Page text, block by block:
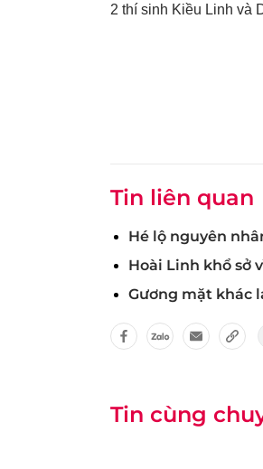
2 thí sinh Kiều Linh và
Tin liên quan
Hé lộ nguyên
Hoài Linh khổ sở
Gương mặt khác
Tin cùng